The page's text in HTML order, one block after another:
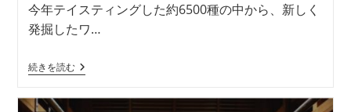
今年テイスティングした約6500種の中から、新しく
発掘したワ…
続きを読む